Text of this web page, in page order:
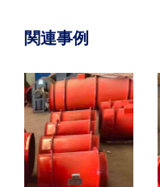
関連事例